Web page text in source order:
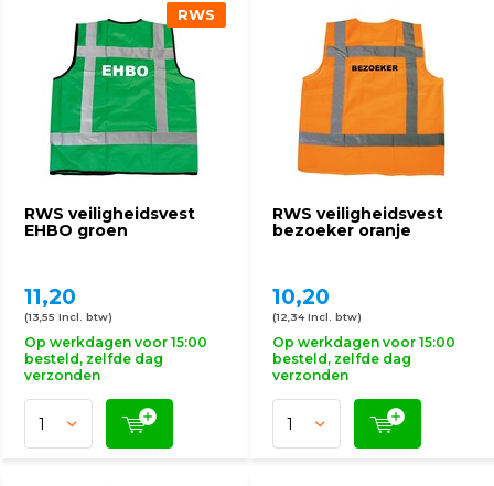
RWS veiligheidsvest
EHBO groen
RWS
11,20
(13,55 Incl. btw)
Op werkdagen voor 15:00
besteld, zelfde dag
verzonden
RWS veiligheidsvest
bezoeker oranje
10,20
(12,34 Incl. btw)
Op werkdagen voor 15:00
besteld, zelfde dag
verzonden